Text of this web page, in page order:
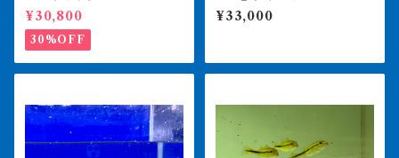
前後 人工飼料食べます
¥30,800
30%OFF
ラタイガー 20㎝前後 おと
ひめ食べます
¥33,000